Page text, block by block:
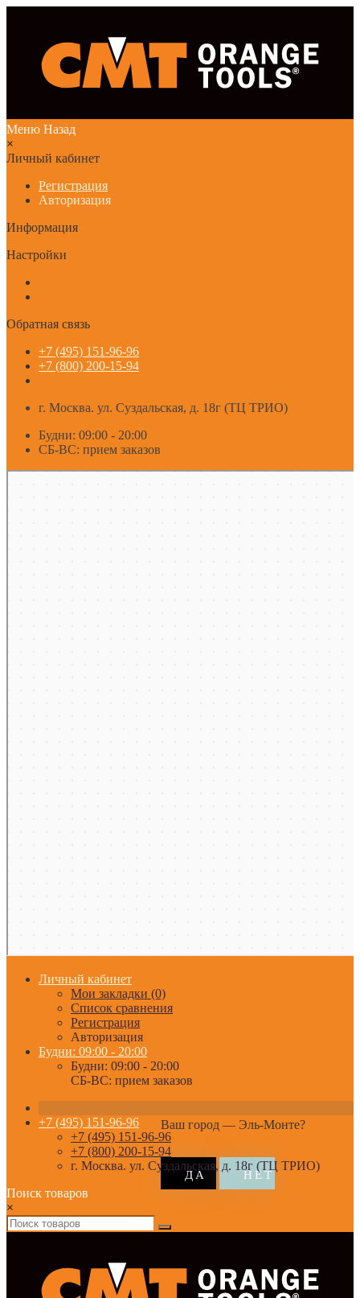
Меню Назад
×
Личный кабинет
Регистрация
Авторизация
Информация
Настройки
Обратная связь
+7 (495) 151-96-96
+7 (800) 200-15-94
г. Москва. ул. Суздальская, д. 18г (ТЦ ТРИО)
Будни: 09:00 - 20:00
СБ-ВС: прием заказов
Личный кабинет
Мои закладки (0)
Список сравнения
Регистрация
Авторизация
Будни: 09:00 - 20:00
Будни: 09:00 - 20:00
СБ-ВС: прием заказов
Ваш город — Эль-Монте?
+7 (495) 151-96-96
+7 (495) 151-96-96
+7 (800) 200-15-94
г. Москва. ул. Суздальская, д. 18г (ТЦ ТРИО)
Поиск товаров
×